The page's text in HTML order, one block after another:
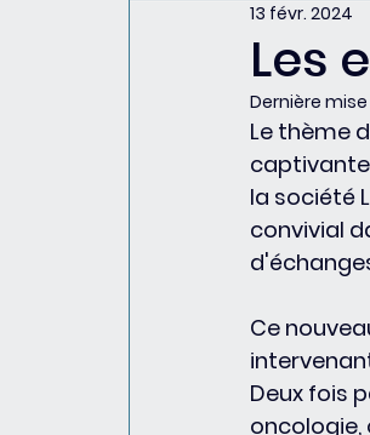
Revue de Presse
Les
13 févr. 2024
Dernière mise
Le thème
la société
convivial
Ce
Deux fois